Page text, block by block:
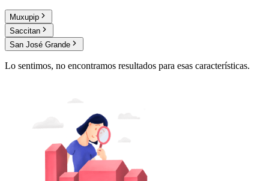
Muxupip
Saccitan
San José Grande
Lo sentimos, no encontramos resultados para esas características.